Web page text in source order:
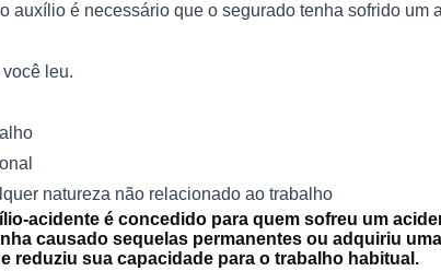
auxílio é necessário que o segurado tenha sofrido um
você leu.
natureza não relacionado ao trabalho
acidente é concedido para quem sofreu um
causado sequelas permanentes ou adquiriu
reduziu sua capacidade para o trabalho habitual.